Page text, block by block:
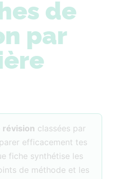
de
par
révision classées par
efficacement tes
fiche synthétise les
de méthode et les